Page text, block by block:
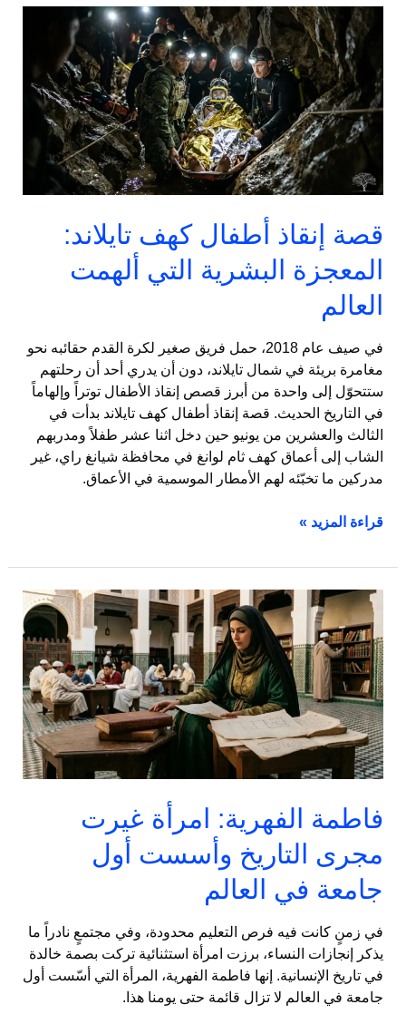
قصة إنقاذ أطفال كهف تايلاند:
المعجزة البشرية التي ألهمت
العالم
في صيف عام 2018، حمل فريق صغير لكرة القدم حقائبه نحو
مغامرة بريئة في شمال تايلاند، دون أن يدري أحد أن رحلتهم
ستتحوّل إلى واحدة من أبرز قصص إنقاذ الأطفال توتراً وإلهاماً
في التاريخ الحديث. قصة إنقاذ أطفال كهف تايلاند بدأت في
الثالث والعشرين من يونيو حين دخل اثنا عشر طفلاً ومدربهم
الشاب إلى أعماق كهف ثام لوانغ في محافظة شيانغ راي، غير
مدركين ما تخبّئه لهم الأمطار الموسمية في الأعماق.
قصة
إنقاذ
أطفال
كهف
تايلاند:
المعجزة
البشرية
التي
ألهمت
قراءة المزيد »
فاطمة الفهرية: امرأة غيرت
مجرى التاريخ وأسست أول
جامعة في العالم
في زمنٍ كانت فيه فرص التعليم محدودة، وفي مجتمعٍ نادراً ما
يذكر إنجازات النساء، برزت امرأة استثنائية تركت بصمة خالدة
في تاريخ الإنسانية. إنها فاطمة الفهرية، المرأة التي أسّست أول
جامعة في العالم لا تزال قائمة حتى يومنا هذا.
فاطمة
الفهرية:
امرأة
غيرت
مجرى
التاريخ
وأسست
أول
جامعة
العالم